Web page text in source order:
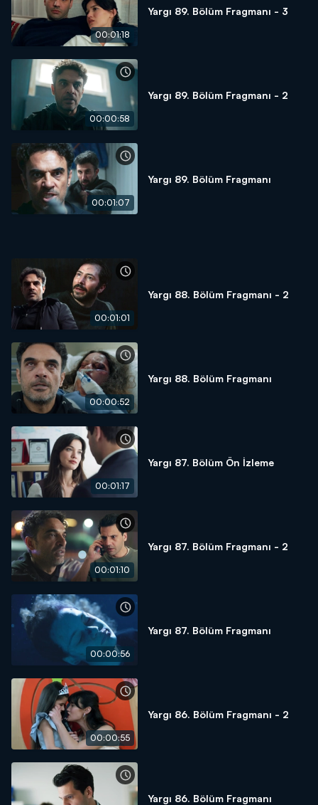
00:01:18
Yargı 89. Bölüm Fragmanı - 3
00:00:58
Yargı 89. Bölüm Fragmanı - 2
00:01:07
Yargı 89. Bölüm Fragmanı
00:01:01
Yargı 88. Bölüm Fragmanı - 2
00:00:52
Yargı 88. Bölüm Fragmanı
00:01:17
Yargı 87. Bölüm Ön İzleme
00:01:10
Yargı 87. Bölüm Fragmanı - 2
00:00:56
Yargı 87. Bölüm Fragmanı
00:00:55
Yargı 86. Bölüm Fragmanı - 2
Yargı 86. Bölüm Fragmanı